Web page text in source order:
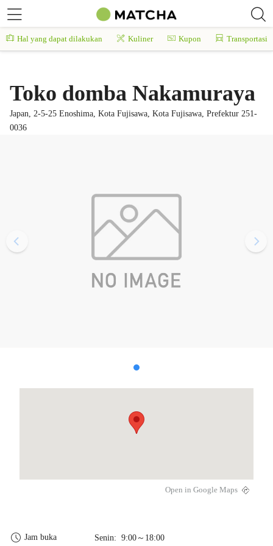
Hal yang dapat dilakukan Kuliner Kupon Transportasi
Toko domba Nakamuraya
Japan, 2-5-25 Enoshima, Kota Fujisawa, Kota Fujisawa, Prefektur 251-
0036
Open in Google Maps
Jam buka
Senin: 9:00～18:00